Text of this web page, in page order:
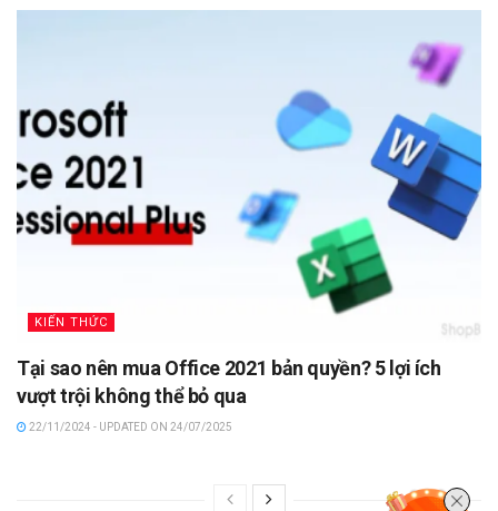
KIẾN THỨC
Tại sao nên mua Office 2021 bản quyền? 5 lợi ích
vượt trội không thể bỏ qua
22/11/2024 - UPDATED ON 24/07/2025